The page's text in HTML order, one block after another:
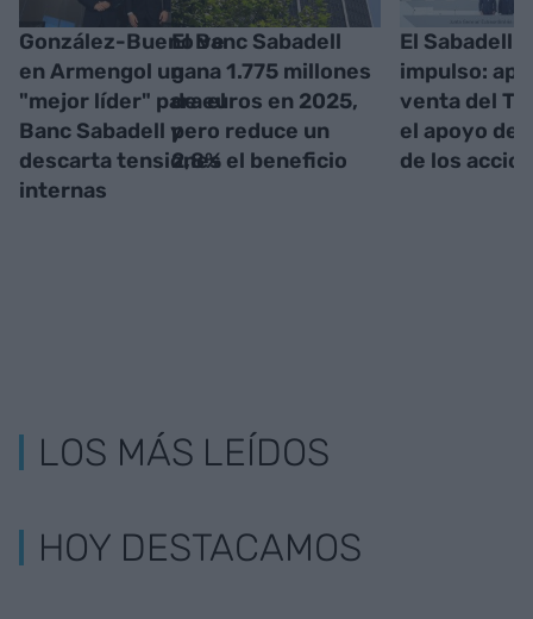
González-Bueno ve
en Armengol un
"mejor líder" para el
Banc Sabadell y
descarta tensiones
internas
El Banc Sabadell
gana 1.775 millones
de euros en 2025,
pero reduce un
2,8% el beneficio
El Sabadell
impulso:
venta del
el apoyo del
de los
LOS MÁS LEÍDOS
HOY DESTACAMOS